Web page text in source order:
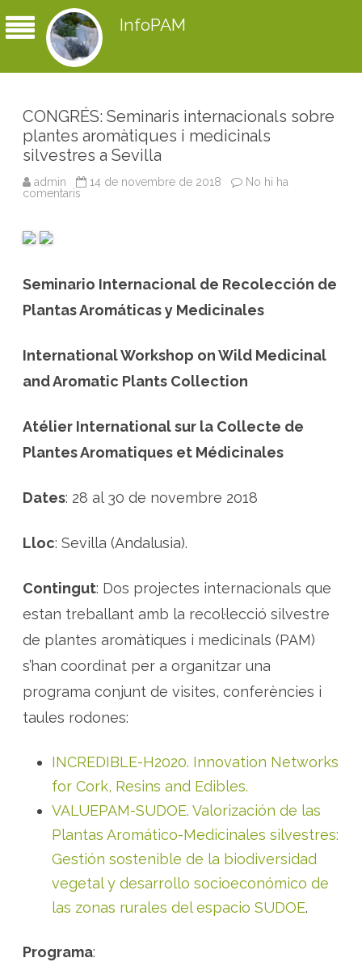
InfoPAM
CONGRÉS: Seminaris internacionals sobre
plantes aromàtiques i medicinals
silvestres a Sevilla
admin 14 de novembre de 2018
No hi ha
comentaris
:
e
m
a
r
s
e
n
o
s
r
p
l
a
n
e
a
o
m
i
q
u
e
i
m
e
i
i
a
i
Seminario Internacional de Recolección de
Plantas Aromáticas y Medicinales
International Workshop on Wild Medicinal
and Aromatic Plants Collection
Atélier International sur la Collecte de
Plantes Aromatiques et Médicinales
Dates: 28 al 30 de novembre 2018
Lloc: Sevilla (Andalusia).
Contingut: Dos projectes internacionals que
estan treballant amb la recol·lecció silvestre
de plantes aromàtiques i medicinals (PAM)
s’han coordinat per a organitzar una
programa conjunt de visites, conferències i
taules rodones:
INCREDIBLE-H2020. Innovation Networks
for Cork, Resins and Edibles.
VALUEPAM-SUDOE. Valorización de las
Plantas Aromático-Medicinales silvestres:
Gestión sostenible de la biodiversidad
vegetal y desarrollo socioeconómico de
las zonas rurales del espacio SUDOE.
Programa: